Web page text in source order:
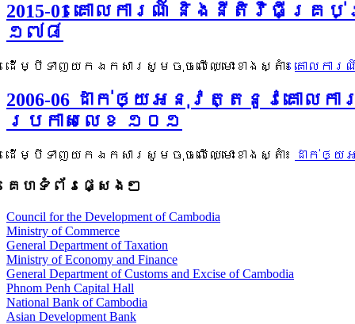
2015-01 គោលការណ៍ និងនីតិវិធីគ្រ
១៧៨
ដើម្បីទាញយកឯកសារសូមចុចលើឈ្មោះខាងស្តាំ៖ គោលកា
2006-06 ដាក់ឲ្យអនុវត្តនូវគោល
ប្រកាសលេខ ១០១
ដើម្បីទាញយកឯកសារសូមចុចលើឈ្មោះខាងស្តាំ៖ ដាក់ឲ្យ
គេហទំព័រផ្សេងៗ
Council for the Development of Cambodia
Ministry of Commerce
General Department of Taxation
Ministry of Economy and Finance
General Department of Customs and Excise of Cambodia
Phnom Penh Capital Hall
National Bank of Cambodia
Asian Development Bank